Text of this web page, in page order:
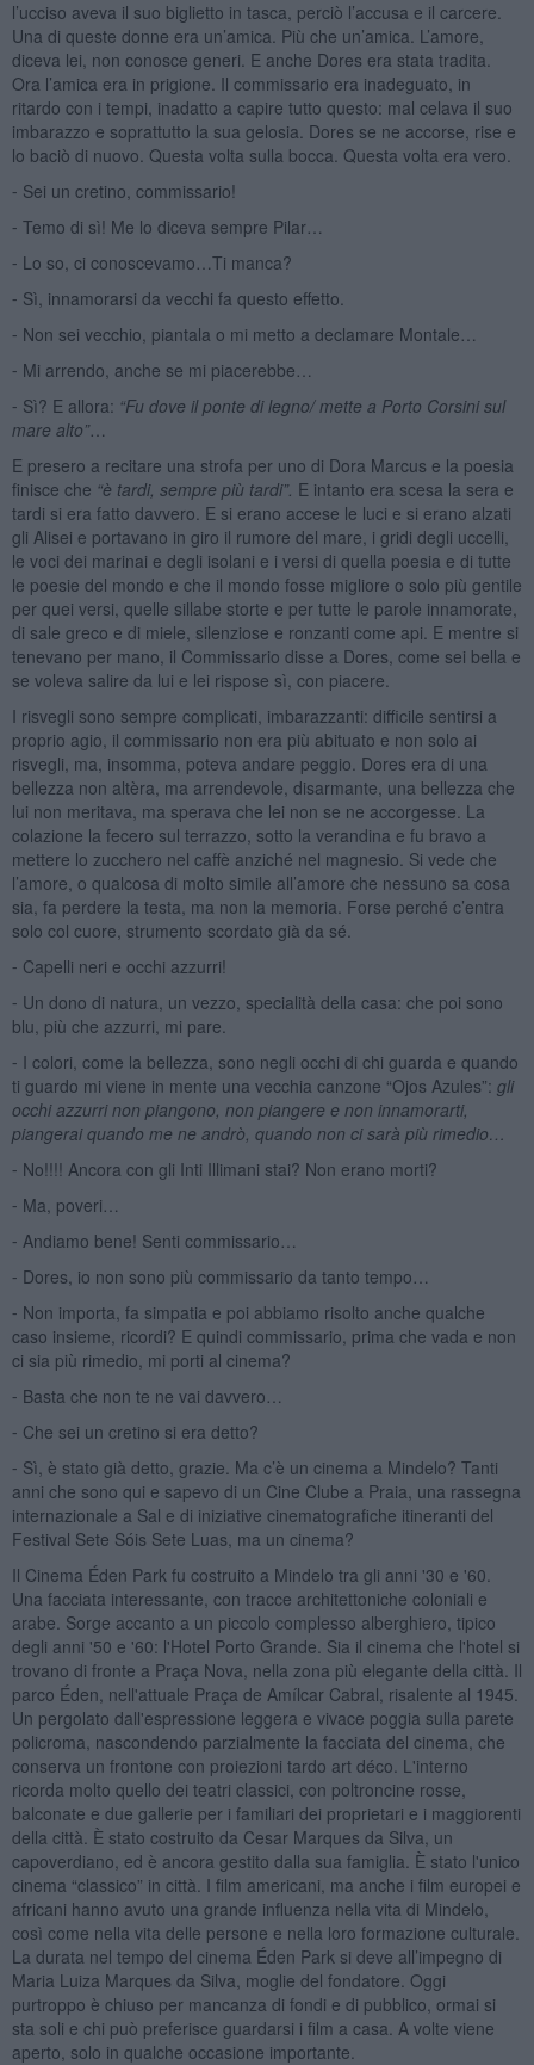
l’ucciso aveva il suo biglietto in tasca, perciò l’accusa e il carcere.
Una di queste donne era un’amica. Più che un’amica. L’amore,
diceva lei, non conosce generi. E anche Dores era stata tradita.
Ora l’amica era in prigione. Il commissario era inadeguato, in
ritardo con i tempi, inadatto a capire tutto questo: mal celava il suo
imbarazzo e soprattutto la sua gelosia. Dores se ne accorse, rise e
lo baciò di nuovo. Questa volta sulla bocca. Questa volta era vero.
⁃ Sei un cretino, commissario!
⁃ Temo di sì! Me lo diceva sempre Pilar…
⁃ Lo so, ci conoscevamo…Ti manca?
⁃ Sì, innamorarsi da vecchi fa questo effetto.
⁃ Non sei vecchio, piantala o mi metto a declamare Montale…
⁃ Mi arrendo, anche se mi piacerebbe…
⁃ Sì? E allora: “Fu dove il ponte di legno/ mette a Porto Corsini sul
mare alto”…
E presero a recitare una strofa per uno di Dora Marcus e la poesia
finisce che “è tardi, sempre più tardi”. E intanto era scesa la sera e
tardi si era fatto davvero. E si erano accese le luci e si erano alzati
gli Alisei e portavano in giro il rumore del mare, i gridi degli uccelli,
le voci dei marinai e degli isolani e i versi di quella poesia e di tutte
le poesie del mondo e che il mondo fosse migliore o solo più gentile
per quei versi, quelle sillabe storte e per tutte le parole innamorate,
di sale greco e di miele, silenziose e ronzanti come api. E mentre si
tenevano per mano, il Commissario disse a Dores, come sei bella e
se voleva salire da lui e lei rispose sì, con piacere.
I risvegli sono sempre complicati, imbarazzanti: difficile sentirsi a
proprio agio, il commissario non era più abituato e non solo ai
risvegli, ma, insomma, poteva andare peggio. Dores era di una
bellezza non altèra, ma arrendevole, disarmante, una bellezza che
lui non meritava, ma sperava che lei non se ne accorgesse. La
colazione la fecero sul terrazzo, sotto la verandina e fu bravo a
mettere lo zucchero nel caffè anziché nel magnesio. Si vede che
l’amore, o qualcosa di molto simile all’amore che nessuno sa cosa
sia, fa perdere la testa, ma non la memoria. Forse perché c’entra
solo col cuore, strumento scordato già da sé.
⁃ Capelli neri e occhi azzurri!
⁃ Un dono di natura, un vezzo, specialità della casa: che poi sono
blu, più che azzurri, mi pare.
⁃ I colori, come la bellezza, sono negli occhi di chi guarda e quando
ti guardo mi viene in mente una vecchia canzone “Ojos Azules”: gli
occhi azzurri non piangono, non piangere e non innamorarti,
piangerai quando me ne andrò, quando non ci sarà più rimedio…
⁃ No!!!! Ancora con gli Inti Illimani stai? Non erano morti?
⁃ Ma, poveri…
⁃ Andiamo bene! Senti commissario…
⁃ Dores, io non sono più commissario da tanto tempo…
⁃ Non importa, fa simpatia e poi abbiamo risolto anche qualche
caso insieme, ricordi? E quindi commissario, prima che vada e non
ci sia più rimedio, mi porti al cinema?
⁃ Basta che non te ne vai davvero…
⁃ Che sei un cretino si era detto?
⁃ Sì, è stato già detto, grazie. Ma c’è un cinema a Mindelo? Tanti
anni che sono qui e sapevo di un Cine Clube a Praia, una rassegna
internazionale a Sal e di iniziative cinematografiche itineranti del
Festival Sete Sóis Sete Luas, ma un cinema?
Il Cinema Éden Park fu costruito a Mindelo tra gli anni '30 e '60.
Una facciata interessante, con tracce architettoniche coloniali e
arabe. Sorge accanto a un piccolo complesso alberghiero, tipico
degli anni '50 e '60: l'Hotel Porto Grande. Sia il cinema che l'hotel si
trovano di fronte a Praça Nova, nella zona più elegante della città. Il
parco Éden, nell'attuale Praça de Amílcar Cabral, risalente al 1945.
Un pergolato dall'espressione leggera e vivace poggia sulla parete
policroma, nascondendo parzialmente la facciata del cinema, che
conserva un frontone con proiezioni tardo art déco. L'interno
ricorda molto quello dei teatri classici, con poltroncine rosse,
balconate e due gallerie per i familiari dei proprietari e i maggiorenti
della città. È stato costruito da Cesar Marques da Silva, un
capoverdiano, ed è ancora gestito dalla sua famiglia. È stato l'unico
cinema “classico” in città. I film americani, ma anche i film europei e
africani hanno avuto una grande influenza nella vita di Mindelo,
così come nella vita delle persone e nella loro formazione culturale.
La durata nel tempo del cinema Éden Park si deve all’impegno di
Maria Luiza Marques da Silva, moglie del fondatore. Oggi
purtroppo è chiuso per mancanza di fondi e di pubblico, ormai si
sta soli e chi può preferisce guardarsi i film a casa. A volte viene
aperto, solo in qualche occasione importante.